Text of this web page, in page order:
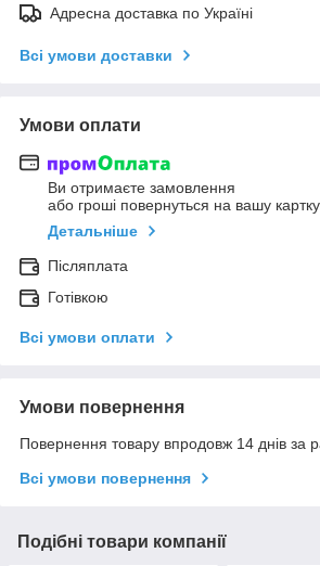
Адресна доставка по Україні
Всі умови доставки
Умови оплати
Ви отримаєте замовлення
або гроші повернуться на вашу картку
Детальніше
Післяплата
Готівкою
Всі умови оплати
Умови повернення
Повернення товару впродовж 14 днів за
Всі умови повернення
Подібні товари компанії